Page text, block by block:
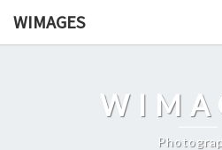
GaWIMAGES